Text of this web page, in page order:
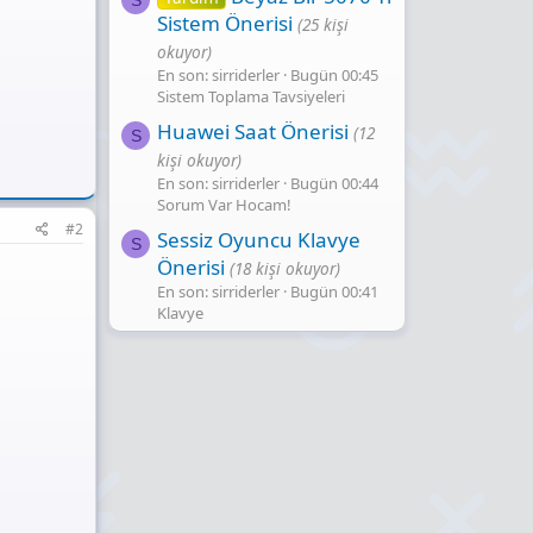
#2
Sistem Önerisi (25 kişi
okuyor)
En son: sirriderler Bugün 00:45
Sistem Toplama Tavsiyeleri
S Huawei Saat Önerisi (12
kişi okuyor)
En son: sirriderler Bugün 00:44
Sorum Var Hocam!
S
Sessiz Oyuncu Klavye
Önerisi (18 kişi okuyor)
En son: sirriderler Bugün 00:41
Klavye